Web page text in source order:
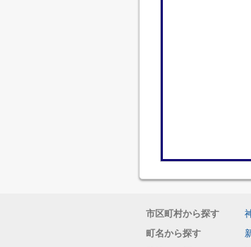
市区町村から探す
町名から探す